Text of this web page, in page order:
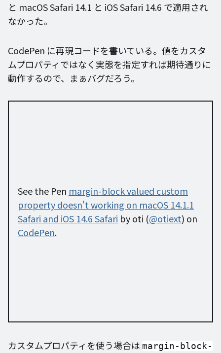
と macOS Safari 14.1 と iOS Safari 14.6 で適用され
なかった。
CodePen に再現コードを書いている。値をカスタ
ムプロパティではなく実態を指定すれば期待通りに
動作するので、まぁバグだろう。
See the Pen margin-block valued custom
property doesn't working on macOS 14.1.1
Safari and iOS 14.6 Safari by oti (@otiext) on
CodePen.
カスタムプロパティを使う場合は margin-block-